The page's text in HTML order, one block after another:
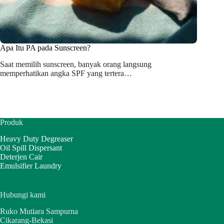
Apa Itu PA pada Sunscreen?
Saat memilih sunscreen, banyak orang langsung
memperhatikan angka SPF yang tertera…
Produk
Heavy Duty Degreaser
Oil Spill Dispersant
Deterjen Cair
Emulsifier Laundry
Hubungi kami
Ruko Mutiara Sampurna
Cikarang-Bekasi